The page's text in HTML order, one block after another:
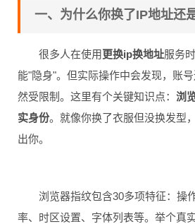
一、为什么你换了IP地址还
很多人在使用更换ip换地址服务
能"隐身"。但实际操作中会发现，账
然受限制。这里有个关键知识点： 浏
实身份。就像你换了衣服但没换发型
出你。
浏览器指纹包含30多项特征：操
率、时区设置、字体列表等。举个真